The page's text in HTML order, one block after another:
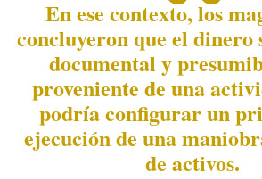
En ese contexto, los
concluyeron que el dinero
documental y
proveniente de una
podría configurar un
ejecución de una
de activos.